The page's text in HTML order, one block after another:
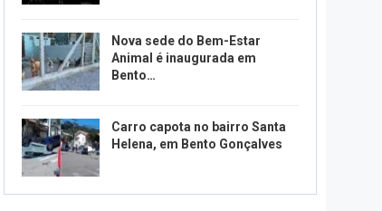
Nova sede do Bem-Estar
Animal é inaugurada em
Bento…
Carro capota no bairro Santa
Helena, em Bento Gonçalves